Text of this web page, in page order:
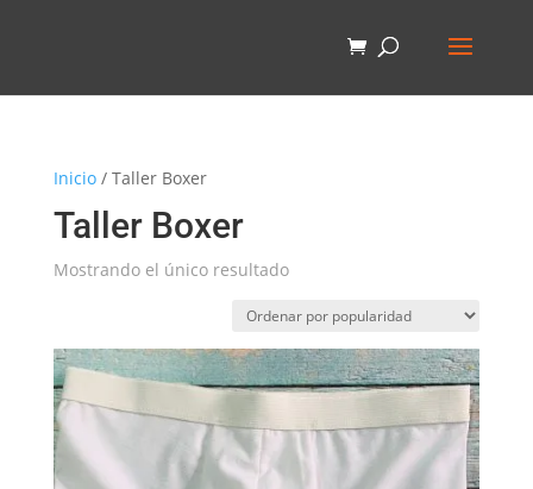
Inicio/ Taller Boxer
Taller Boxer
Mostrando el único resultado